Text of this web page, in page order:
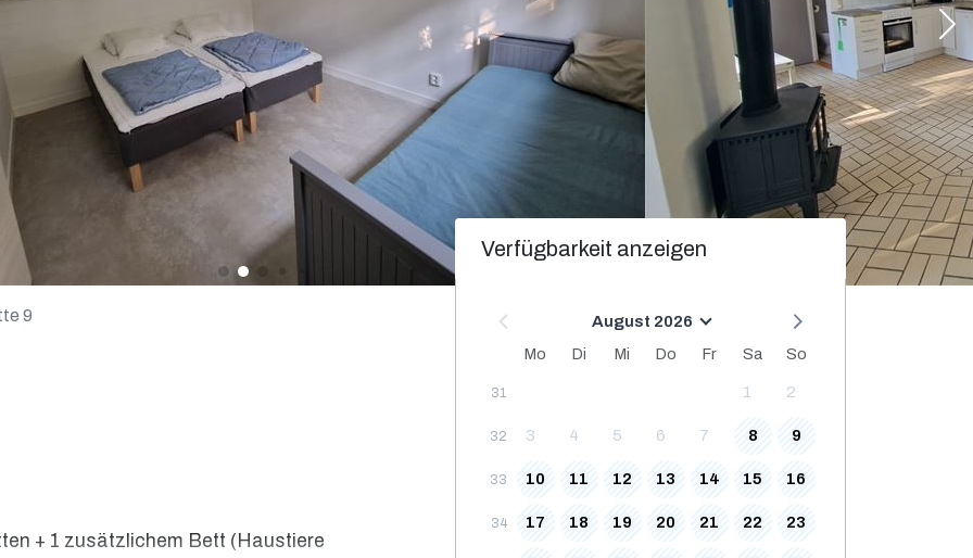
9
+ 1 zusätzlichem Bett (Haustiere
Verfügbarkeit anzeigen
August 2026
Mo
Di Mi Do Fr Sa So
31 1 2
32 3 4 5 6 7 8 9
33 10 11 12 13 14 15 16
34 17 18 19 20 21 22 23